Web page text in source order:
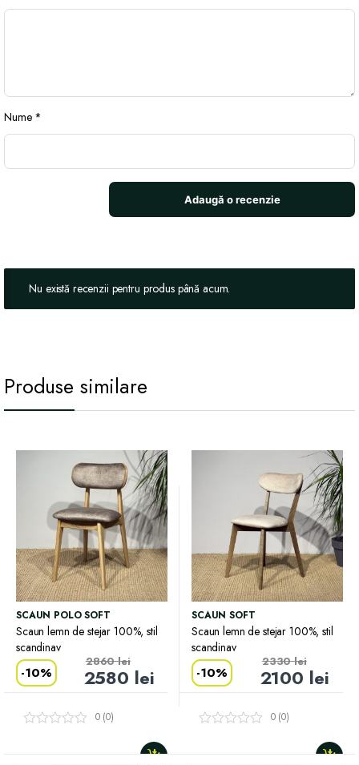
Nume *
Nu există recenzii pentru produs până acum.
Produse similare
SCAUN POLO SOFT
Scaun lemn de stejar 100%, stil
scandinav
-10% 2580 lei
2860lei
0 (0)
SCAUN SOFT
Scaun lemn de stejar 100%, stil
scandinav
-10% 2100 lei
2330lei
0 (0)